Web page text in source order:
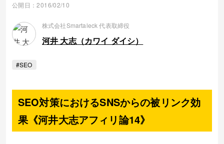
公開日：2016/02/10
株式会社Smartaleck 代表取締役
河井 大志（カワイ ダイシ）
#SEO
SEO対策におけるSNSからの被リンク効
果《河井大志アフィリ論14》